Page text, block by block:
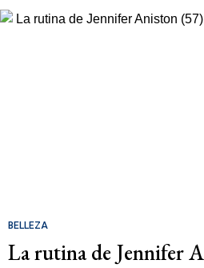
BELLEZA
La rutina de Jennifer